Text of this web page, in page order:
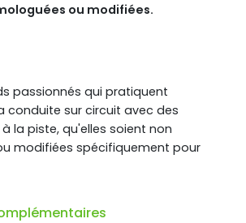
ou modifiées.
passionnés qui pratiquent
conduite sur circuit avec des
la piste, qu'elles soient non
modifiées spécifiquement pour